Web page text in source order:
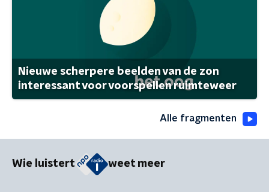
Nieuwe scherpere beelden van de zon
interessant voor voorspellen ruimteweer
Alle fragmenten
Wie luistert weet meer